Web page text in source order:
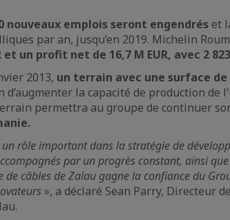
nouveaux emplois seront engendrés et
par an, jusqu’en 2019. Michelin
et un profit net de 16,7 M EUR, avec 2
2013, un terrain avec une surface de
la capacité de production de
permettra au groupe de continuer
un rôle important dans la stratégie de
par un progrès constant, ainsi que
de câbles de Zalau gagne la confiance du
», a déclaré Sean Parry, Directeur